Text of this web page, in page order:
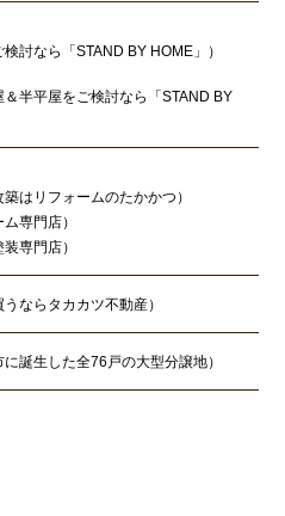
討なら「STAND BY HOME」）
＆半平屋をご検討なら「STAND BY
はリフォームのたかかつ）
専門店）
専門店）
ならタカカツ不動産）
に誕生した全76戸の大型分譲地）